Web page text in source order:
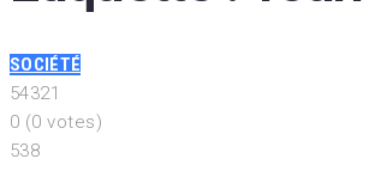
SOCIÉTÉ
54321
0 (0 votes)
538